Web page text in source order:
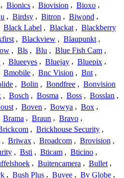
, Bionics , Biovision , Bioxo ,
, Birdsy , Bitron , Biwond ,
Black Label , Blackat , Blackberry
, Blackview , Blaupunkt ,
, Bls , Blu , Blue Fish Cam ,
, Blueeyes , Bluejay , Bluepix ,
Bmobile , Bnc Vision , Bnt ,
, Bolin , Bondfree , Bonvision
, Bosch , Bosma , Boss , Bosslan ,
, Boven , Bowya , Box ,
Brama , Braun , Bravo ,
, Brickhouse Security ,
, Briwax , Broadcom , Brovision ,
, Bsti , Bticam , Bticino ,
, Buitencamera , Bullet ,
, Bush Plus , Buyee , Bv Globe ,